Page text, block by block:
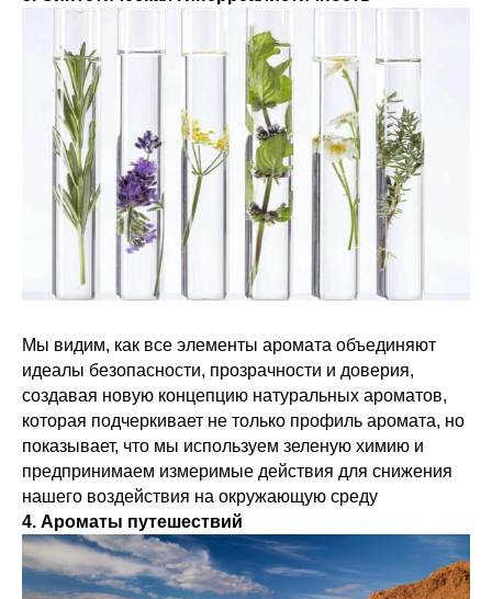
Мы видим, как все элементы аромата объединяют
идеалы безопасности, прозрачности и доверия,
создавая новую концепцию натуральных ароматов,
которая подчеркивает не только профиль аромата, но
показывает, что мы используем зеленую химию и
предпринимаем измеримые действия для снижения
нашего воздействия на окружающую среду
4. Ароматы путешествий